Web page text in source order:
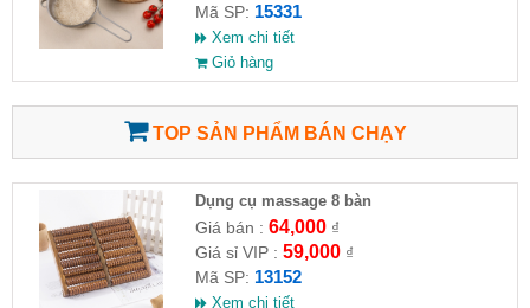
Mã SP: 15331
Xem chi tiết
Giỏ hàng
TOP SẢN PHẨM BÁN CHẠY
Dụng cụ massage 8 bàn
Giá bán : 64,000₫
Giá sỉ VIP : 59,000₫
Mã SP: 13152
Xem chi tiết